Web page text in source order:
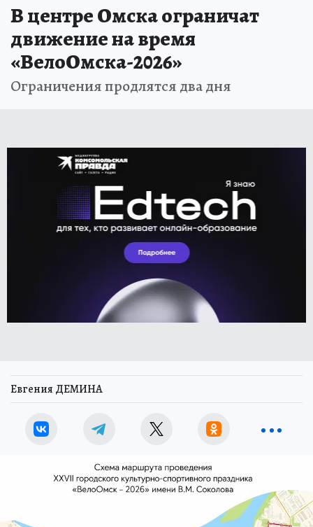
В центре Омска ограничат
движение на время
«ВелоОмска-2026»
Ограничения продлятся два дня
Евгения ДЕМИНА